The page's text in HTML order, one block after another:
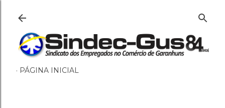
Pular para o
PÁGINA INICIAL